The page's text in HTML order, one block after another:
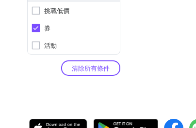
挑戰低價
券
活動
清除所有條件